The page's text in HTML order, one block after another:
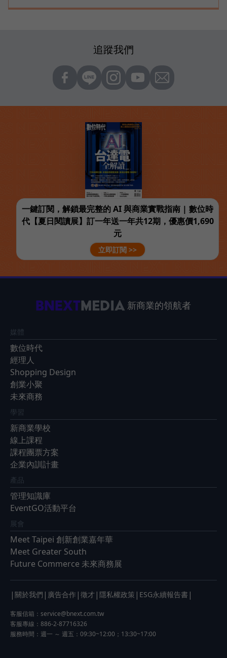
追蹤我們
一鍵訂閱，解鎖最完整的 AI 與商業實戰指南 | 數位時
代【夏日閱讀展】訂一年送一年共12期，優惠價1,690
元
立即訂閱 >>
新商業的領航者
媒體
數位時代
經理人
Shopping Design
創業小聚
未來商務
學習
新商業學校
線上課程
課程團票方案
企業內訓計畫
產品
管理知識庫
EventGO活動平台
展會
Meet Taipei 創新創業嘉年華
Meet Greater South
Future Commerce 未來商務展
| 關於我們 | 廣告合作 | 徵才 | 隱私權政策 | ESG永續報告書 |
客服信箱： service@bnext.com.tw
客服專線：886-2-87716326
服務時間：週一 ～ 週五：09:30~12:00；13:30~17:00